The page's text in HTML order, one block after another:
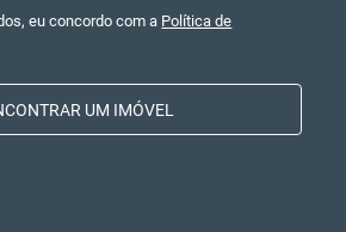
eu concordo com a Política de
UM IMÓVEL